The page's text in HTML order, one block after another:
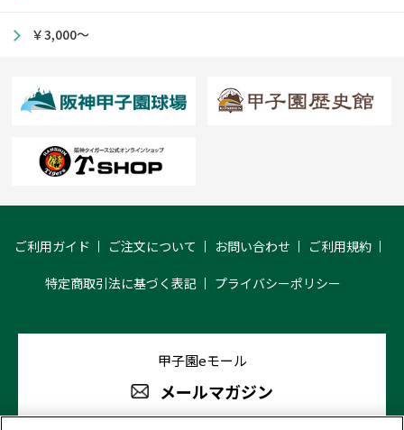
￥3,000～
ご利用ガイド ご注文について お問い合わせ ご利用規約
特定商取引法に基づく表記 プライバシーポリシー
甲子園eモール
メールマガジン